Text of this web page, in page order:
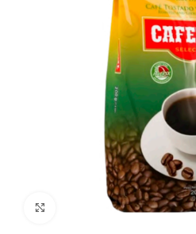
Clic para ampliar